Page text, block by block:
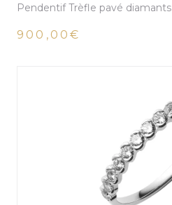
Pendentif Trèfle pavé diamants
900,00€